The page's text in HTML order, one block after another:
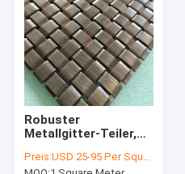
Robuster
Metallgitter-Teiler,
langlebige Leistung
Preis:USD 25-95 Per Square Meter